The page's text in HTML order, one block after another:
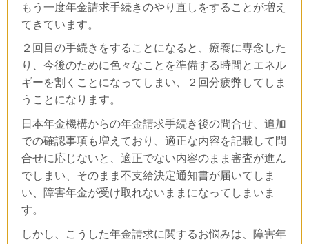
もう一度年金請求手続きのやり直しをすることが増え
てきています。
２回目の手続きをすることになると、療養に専念した
り、今後のために色々なことを準備する時間とエネル
ギーを割くことになってしまい、２回分疲弊してしま
うことになります。
日本年金機構からの年金請求手続き後の問合せ、追加
での確認事項も増えており、適正な内容を記載して問
合せに応じないと、適正でない内容のまま審査が進ん
でしまい、そのまま不支給決定通知書が届いてしま
い、障害年金が受け取れないままになってしまいま
す。
しかし、こうした年金請求に関するお悩みは、障害年